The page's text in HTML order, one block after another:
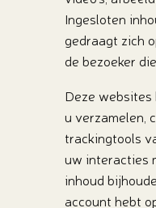
Ingesloten
gedraagt zich
de bezoeker
Deze websites
u verzamelen,
trackingtools
uw interacties
inhoud
account hebt